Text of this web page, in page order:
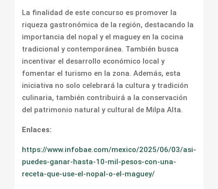
La finalidad de este concurso es promover la
riqueza gastronómica de la región, destacando la
importancia del nopal y el maguey en la cocina
tradicional y contemporánea. También busca
incentivar el desarrollo económico local y
fomentar el turismo en la zona. Además, esta
iniciativa no solo celebrará la cultura y tradición
culinaria, también contribuirá a la conservación
del patrimonio natural y cultural de Milpa Alta.
Enlaces:
https://www.infobae.com/mexico/2025/06/03/asi-
puedes-ganar-hasta-10-mil-pesos-con-una-
receta-que-use-el-nopal-o-el-maguey/